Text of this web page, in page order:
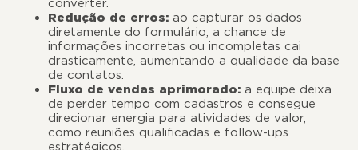
Redução de erros: ao capturar os dados
diretamente do formulário, a chance de
informações incorretas ou incompletas cai
drasticamente, aumentando a qualidade da base
de contatos.
Fluxo de vendas aprimorado: a equipe deixa
de perder tempo com cadastros e consegue
direcionar energia para atividades de valor,
como reuniões qualificadas e follow-ups
estratégicos.